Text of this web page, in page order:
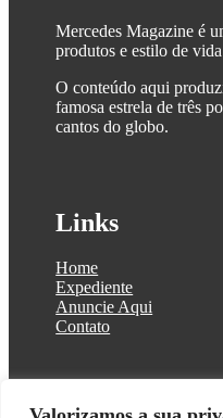
Mercedes Magazine é
produtos e estilo de
O conteúdo aqui
famosa estrela de três
cantos do globo.
Links
Home
Expediente
Anuncie Aqui
Contato